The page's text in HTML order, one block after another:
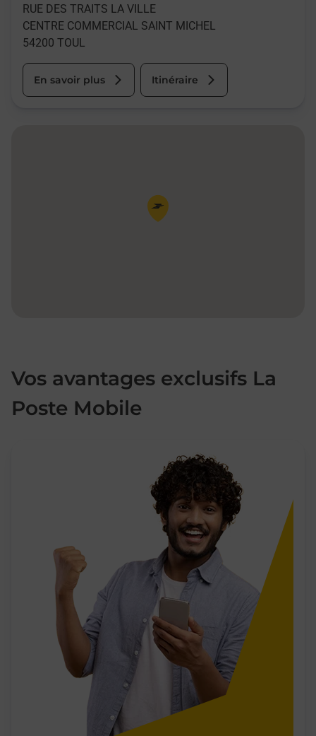
RUE DES TRAITS LA VILLE
CENTRE COMMERCIAL SAINT MICHEL
54200 TOUL
En savoir plus Itinéraire
Pin de la carte
Vos avantages exclusifs La
Poste Mobile